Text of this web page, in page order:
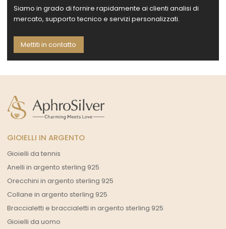
Siamo in grado di fornire rapidamente ai clienti analisi di
mercato, supporto tecnico e servizi personalizzati.
Mettiti in contatto
GIOIELLI IN ARGENTO
Gioielli da tennis
Anelli in argento sterling 925
Orecchini in argento sterling 925
Collane in argento sterling 925
Braccialetti e braccialetti in argento sterling 925
Gioielli da uomo